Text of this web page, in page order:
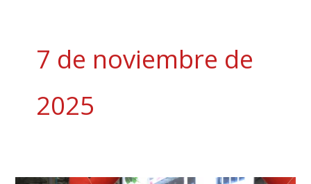
7 de noviembre de
2025